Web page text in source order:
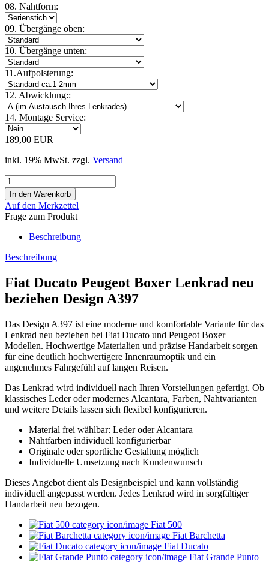
08. Nahtform:
09. Übergänge oben:
10. Übergänge unten:
11.Aufpolsterung:
12. Abwicklung::
14. Montage Service:
189,00 EUR
inkl. 19% MwSt. zzgl. Versand
Auf den Merkzettel
Frage zum Produkt
Beschreibung
Beschreibung
Fiat Ducato Peugeot Boxer Lenkrad neu
beziehen Design A397
Das Design A397 ist eine moderne und komfortable Variante für das
Lenkrad neu beziehen bei Fiat Ducato und Peugeot Boxer
Modellen. Hochwertige Materialien und präzise Handarbeit sorgen
für eine deutlich hochwertigere Innenraumoptik und ein
angenehmes Fahrgefühl auf langen Reisen.
Das Lenkrad wird individuell nach Ihren Vorstellungen gefertigt. Ob
klassisches Leder oder modernes Alcantara, Farben, Nahtvarianten
und weitere Details lassen sich flexibel konfigurieren.
Material frei wählbar: Leder oder Alcantara
Nahtfarben individuell konfigurierbar
Originale oder sportliche Gestaltung möglich
Individuelle Umsetzung nach Kundenwunsch
Dieses Angebot dient als Designbeispiel und kann vollständig
individuell angepasst werden. Jedes Lenkrad wird in sorgfältiger
Handarbeit neu bezogen.
Fiat 500
Fiat Barchetta
Fiat Ducato
Fiat Grande Punto